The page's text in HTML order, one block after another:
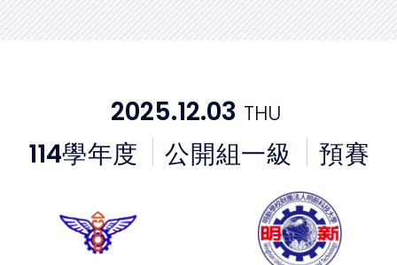
賽程表
比賽場地
媒體文章
2025.12.03 THU
114學年度 公開組一級 預賽